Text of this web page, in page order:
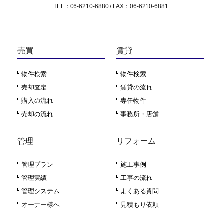
TEL：06-6210-6880 / FAX：06-6210-6881
売買
物件検索
売却査定
購入の流れ
売却の流れ
賃貸
物件検索
賃貸の流れ
専任物件
事務所・店舗
管理
管理プラン
管理実績
管理システム
オーナー様へ
リフォーム
施工事例
工事の流れ
よくある質問
見積もり依頼